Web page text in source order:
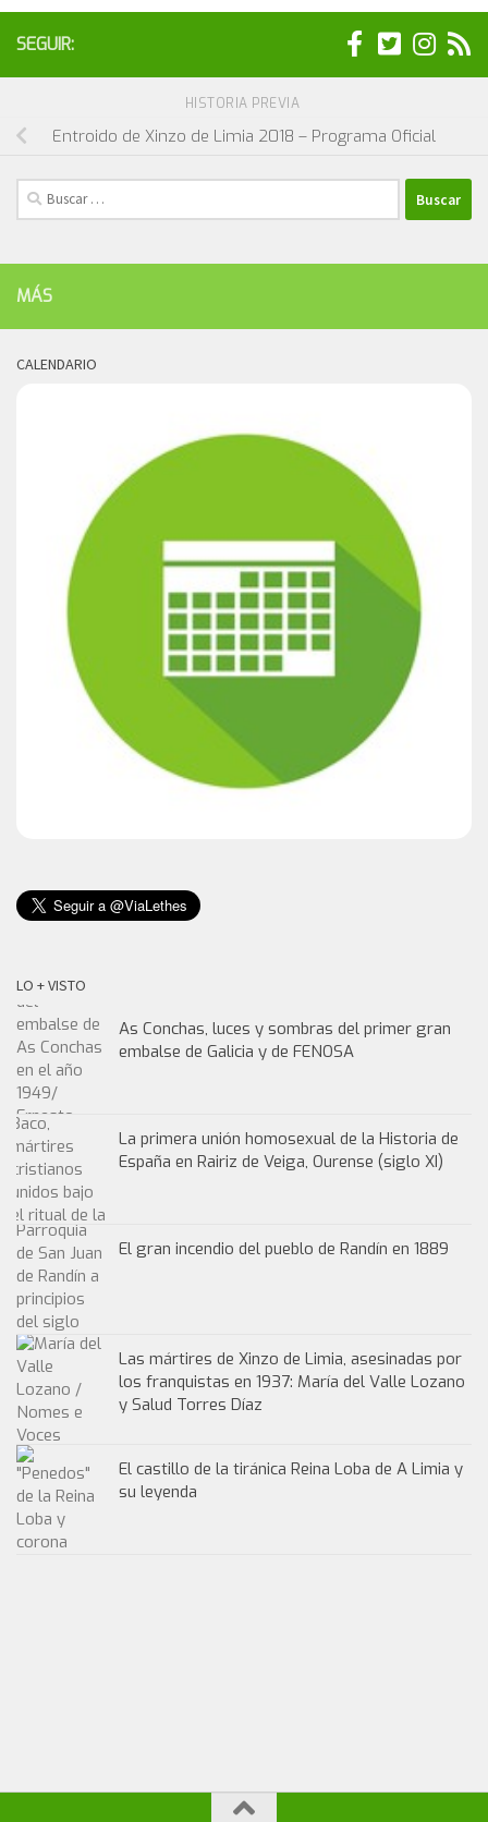
SEGUIR:
HISTORIA PREVIA
Entroido de Xinzo de Limia 2018 – Programa Oficial
Buscar:
MÁS
CALENDARIO
LO + VISTO
As Conchas, luces y sombras del primer gran
embalse de Galicia y de FENOSA
La primera unión homosexual de la Historia de
España en Rairiz de Veiga, Ourense (siglo XI)
El gran incendio del pueblo de Randín en 1889
Las mártires de Xinzo de Limia, asesinadas por
los franquistas en 1937: María del Valle Lozano
y Salud Torres Díaz
El castillo de la tiránica Reina Loba de A Limia y
su leyenda